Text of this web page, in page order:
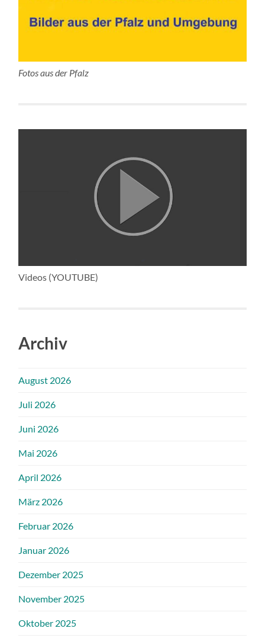
Fotos aus der Pfalz
Videos (YOUTUBE)
Archiv
August 2026
Juli 2026
Juni 2026
Mai 2026
April 2026
März 2026
Februar 2026
Januar 2026
Dezember 2025
November 2025
Oktober 2025